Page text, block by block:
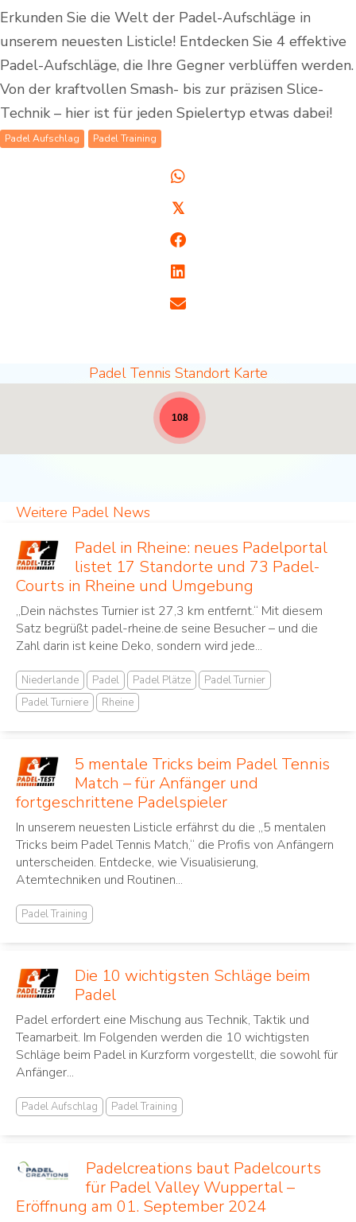
Erkunden Sie die Welt der Padel-Aufschläge in
unserem neuesten Listicle! Entdecken Sie 4 effektive
Padel-Aufschläge, die Ihre Gegner verblüffen werden.
Von der kraftvollen Smash- bis zur präzisen Slice-
Technik – hier ist für jeden Spielertyp etwas dabei!
Padel Aufschlag Padel Training
𝕏
Padel Tennis Standort Karte
Padel Standorte - volle Breite für News [19]
108
Weitere Padel News
Padel in Rheine: neues Padelportal
listet 17 Standorte und 73 Padel-
Courts in Rheine und Umgebung
„Dein nächstes Turnier ist 27,3 km entfernt.“ Mit diesem
Satz begrüßt padel-rheine.de seine Besucher – und die
Zahl darin ist keine Deko, sondern wird jede...
Niederlande Padel Padel Plätze
Padel Turnier
Padel Turniere
Rheine
5 mentale Tricks beim Padel Tennis
Match – für Anfänger und
fortgeschrittene Padelspieler
In unserem neuesten Listicle erfährst du die „5 mentalen
Tricks beim Padel Tennis Match,“ die Profis von Anfängern
unterscheiden. Entdecke, wie Visualisierung,
Atemtechniken und Routinen...
Padel Training
Die 10 wichtigsten Schläge beim
Padel
Padel erfordert eine Mischung aus Technik, Taktik und
Teamarbeit. Im Folgenden werden die 10 wichtigsten
Schläge beim Padel in Kurzform vorgestellt, die sowohl für
Anfänger...
Padel Aufschlag Padel Training
Padelcreations baut Padelcourts
für Padel Valley Wuppertal –
Eröffnung am 01. September 2024